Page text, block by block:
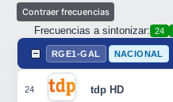
Frecuencias a sintonizar: 24
RGE1-GAL NACIONAL
24 tdp HD